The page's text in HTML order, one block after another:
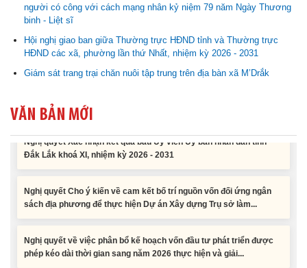
người có công với cách mạng nhân kỷ niệm 79 năm Ngày Thương
binh - Liệt sĩ
Hội nghị giao ban giữa Thường trực HĐND tỉnh và Thường trực
HĐND các xã, phường lần thứ Nhất, nhiệm kỳ 2026 - 2031
Giám sát trang trại chăn nuôi tập trung trên địa bàn xã M’Drắk
VĂN BẢN MỚI
Nghị quyết Vê việc điều chinh và phân bổ chi tiết kế hoạch đầu tư
Nghị quyết Về chất vấn tại Kỳ họp thứ Hai, Hội đồng nhân dân tỉnh
Đắk Lắk khóa XI, nhiệm kỳ 2026 - 2031
Nghị quyết Xác nhận kết quả bầu Ủy viên Ủy ban nhân dân tỉnh